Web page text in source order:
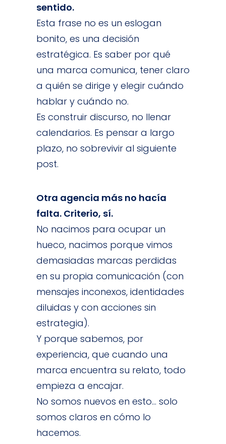
sentido.
Esta frase no es un eslogan
bonito, es una decisión
estratégica. Es saber por qué
una marca comunica, tener claro
a quién se dirige y elegir cuándo
hablar y cuándo no.
Es construir discurso, no llenar
calendarios. Es pensar a largo
plazo, no sobrevivir al siguiente
post.
Otra agencia más no hacía
falta. Criterio, sí.
No nacimos para ocupar un
hueco, nacimos porque vimos
demasiadas marcas perdidas
en su propia comunicación (con
mensajes inconexos, identidades
diluidas y con acciones sin
estrategia).
Y porque sabemos, por
experiencia, que cuando una
marca encuentra su relato, todo
empieza a encajar.
No somos nuevos en esto… solo
somos claros en cómo lo
hacemos.